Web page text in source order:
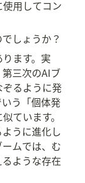
用してコン
しょうか？
ます。実
三次のAIブ
るように発
う「個体発
ています。
うに進化し
ムでは、む
ような存在